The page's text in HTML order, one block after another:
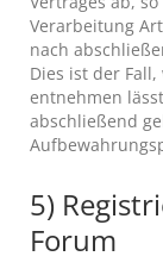
Verarbeitung
nach
Dies ist der
entnehmen
abschließend
5)
Forum